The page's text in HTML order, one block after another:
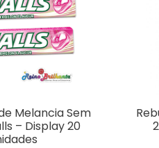
Melancia Sem
– Display 20